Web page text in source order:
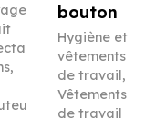
bouton
Hygiène et
vêtements
de travail,
Vêtements
de travail